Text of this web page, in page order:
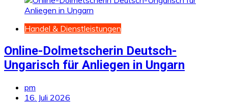
Handel & Dienstleistungen
Online-Dolmetscherin Deutsch-
Ungarisch für Anliegen in Ungarn
pm
16. Juli 2026